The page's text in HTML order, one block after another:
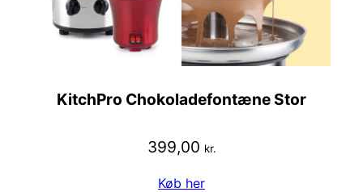
KitchPro Chokoladefontæne Stor
399,00 kr.
Køb her